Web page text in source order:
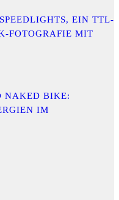
EIN TTL-
FOTOGRAFIE MIT
NAKED BIKE:
IM